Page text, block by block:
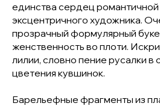
единства сердец
эксцентричного художника.
прозрачный формулярный
женственность во плоти.
лилии, словно пение русалки в
цветения кувшинок.
Барельефные фрагменты из